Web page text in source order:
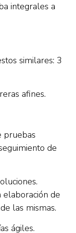
integrales a
similares: 3
afines.
pruebas
de
elaboración de
las mismas.
ágiles.